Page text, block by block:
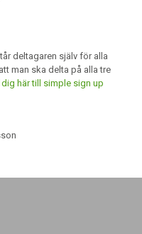
deltagaren själv för alla
man ska delta på alla tre
här till simple sign up